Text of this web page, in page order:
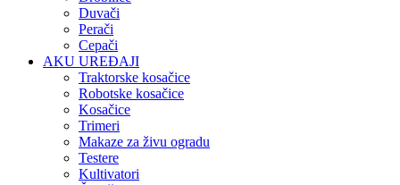
Duvači
Perači
Cepači
AKU UREĐAJI
Traktorske kosačice
Robotske kosačice
Kosačice
Trimeri
Makaze za živu ogradu
Testere
Kultivatori